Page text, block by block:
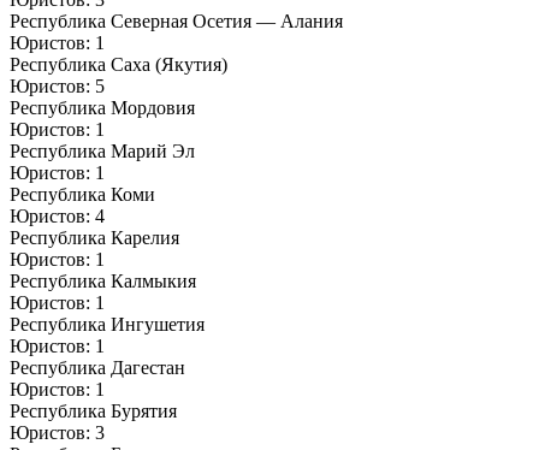
Республика Северная Осетия — Алания
Юристов: 1
Республика Саха (Якутия)
Юристов: 5
Республика Мордовия
Юристов: 1
Республика Марий Эл
Юристов: 1
Республика Коми
Юристов: 4
Республика Карелия
Юристов: 1
Республика Калмыкия
Юристов: 1
Республика Ингушетия
Юристов: 1
Республика Дагестан
Юристов: 1
Республика Бурятия
Юристов: 3